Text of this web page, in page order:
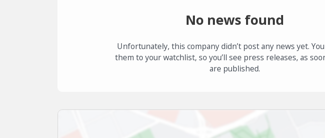
No news found
Unfortunately, this company didn’t post any news yet. You
them to your watchlist, so you’ll see press releases, as
are published.